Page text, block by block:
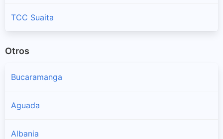
TCC Suaita
Otros
Bucaramanga
Aguada
Albania